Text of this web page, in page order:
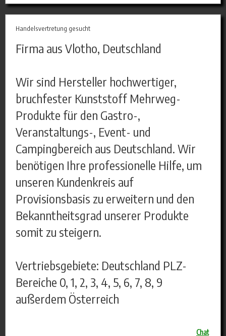
Handelsvertretung gesucht
Firma aus Vlotho, Deutschland
Wir sind Hersteller hochwertiger,
bruchfester Kunststoff Mehrweg-
Produkte für den Gastro-,
Veranstaltungs-, Event- und
Campingbereich aus Deutschland. Wir
benötigen Ihre professionelle Hilfe, um
unseren Kundenkreis auf
Provisionsbasis zu erweitern und den
Bekanntheitsgrad unserer Produkte
somit zu steigern.
Vertriebsgebiete: Deutschland PLZ-
Bereiche 0, 1, 2, 3, 4, 5, 6, 7, 8, 9
außerdem Österreich
Chat